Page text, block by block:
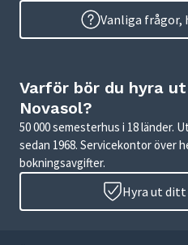
Vanliga frågor,
Varför bör du hyra
Novasol?
50 000 semesterhus i 18 länder.
sedan 1968. Servicekontor över
bokningsavgifter.
Hyra ut